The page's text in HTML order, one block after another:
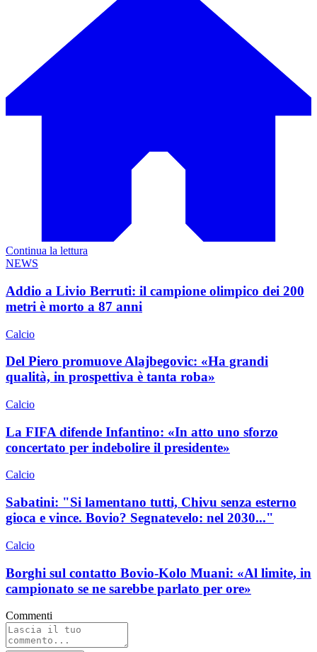
Continua la lettura
NEWS
Addio a Livio Berruti: il campione olimpico dei 200
metri è morto a 87 anni
Calcio
Del Piero promuove Alajbegovic: «Ha grandi
qualità, in prospettiva è tanta roba»
Calcio
La FIFA difende Infantino: «In atto uno sforzo
concertato per indebolire il presidente»
Calcio
Sabatini: "Si lamentano tutti, Chivu senza esterno
gioca e vince. Bovio? Segnatevelo: nel 2030..."
Calcio
Borghi sul contatto Bovio-Kolo Muani: «Al limite, in
campionato se ne sarebbe parlato per ore»
Commenti